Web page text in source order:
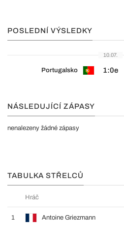
POSLEDNÍ VÝSLEDKY
10.07.
Portugalsko 1:0e
NÁSLEDUJÍCÍ ZÁPASY
nenalezeny žádné zápasy
TABULKA STŘELCŮ
Hráč
1 Antoine Griezmann